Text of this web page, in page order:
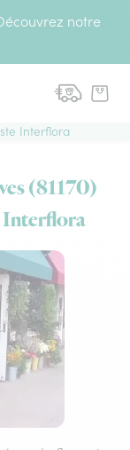
notre
Interflora
(81170)
Interflora